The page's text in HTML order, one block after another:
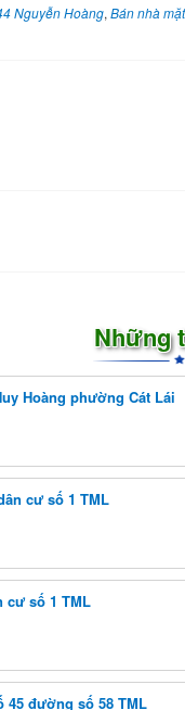
Nguyễn Hoàng, Bán nhà
Những
Hoàng phường Cát Lái
cư số 1 TML
cư số 1 TML
45 đường số 58 TML